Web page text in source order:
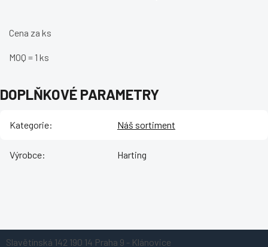
Cena za ks
MOQ = 1 ks
DOPLŇKOVÉ PARAMETRY
Kategorie: Náš sortiment
Výrobce: Harting
Slavětínská 142 190 14 Praha 9 - Klánovice